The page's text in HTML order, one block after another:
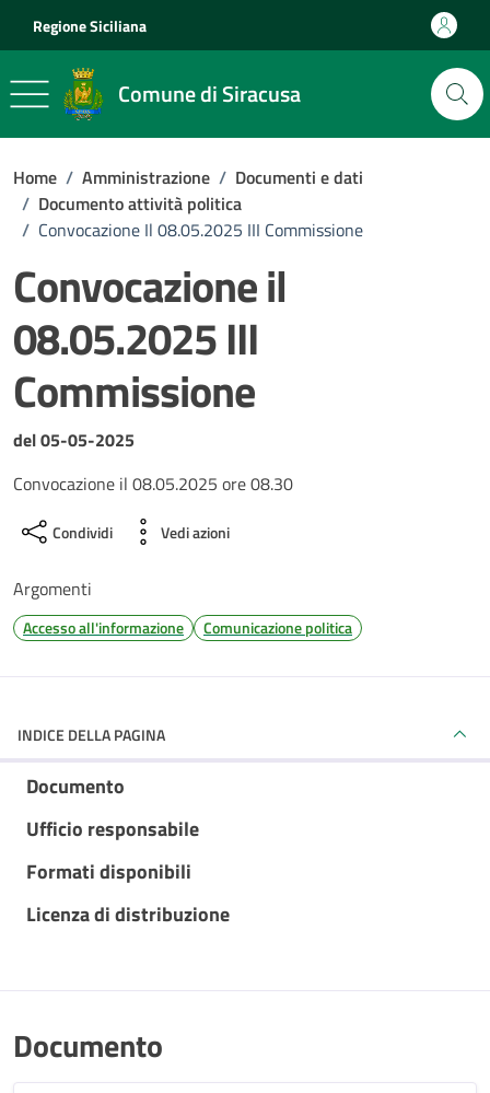
Regione Siciliana
Comune di Siracusa
Home / Amministrazione / Documenti e dati
/ Documento attività politica
/ Convocazione Il 08.05.2025 III Commissione
Convocazione il
08.05.2025 III
Commissione
Dettagli del documento
del 05-05-2025
Convocazione il 08.05.2025 ore 08.30
Condividi Vedi azioni
Argomenti
Accesso all'informazione Comunicazione politica
INDICE DELLA PAGINA
Documento
Ufficio responsabile
Formati disponibili
Licenza di distribuzione
Documento